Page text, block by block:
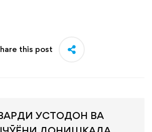
this post
УСТОДОН ВА